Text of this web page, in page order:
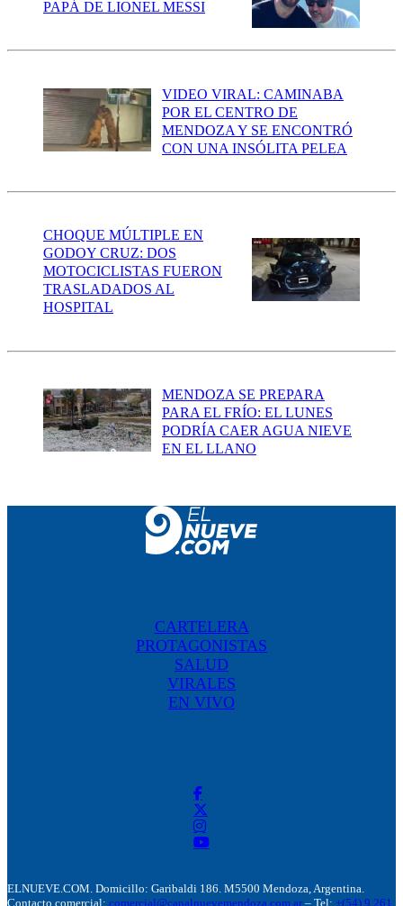
PAPÁ DE LIONEL MESSI
VIDEO VIRAL: CAMINABA
POR EL CENTRO DE
MENDOZA Y SE ENCONTRÓ
CON UNA INSÓLITA PELEA
CHOQUE MÚLTIPLE EN
GODOY CRUZ: DOS
MOTOCICLISTAS FUERON
TRASLADADOS AL
HOSPITAL
MENDOZA SE PREPARA
PARA EL FRÍO: EL LUNES
PODRÍA CAER AGUA NIEVE
EN EL LLANO
CARTELERA
PROTAGONISTAS
SALUD
VIRALES
EN VIVO
ELNUEVE.COM. Domicillo: Garibaldi 186. M5500 Mendoza, Argentina.
Contacto comercial: comercial@canalnuevemendoza.com.ar – Tel: +(54) 9 261